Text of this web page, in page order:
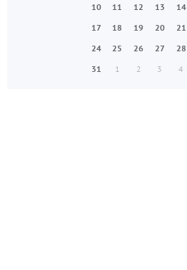
10
11 12 13 14
17
18 19 20 21
24
25 26 27 28
31
1 2 3 4